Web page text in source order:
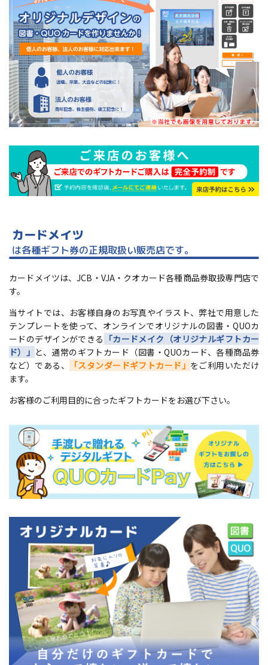
カードメイツ
は各種ギフト券の正規取扱い販売店です。
カードメイツは、JCB・VJA・クオカード各種商品券取扱専門店で
す。
当サイトでは、お客様自身のお写真やイラスト、弊社で用意した
テンプレートを使って、オンラインでオリジナルの図書・QUOカ
ードのデザインができる 「カードメイク（オリジナルギフトカー
ド）」 と、通常のギフトカード（図書・QUOカード、各種商品券
など）である、
「スタンダードギフトカード」 をご利用いただけ
ます。
お客様のご利用目的に合ったギフトカードをお選び下さい。